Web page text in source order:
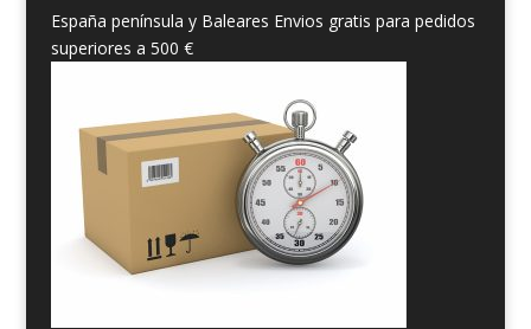
España península y Baleares Envios gratis para pedidos
superiores a 500 €